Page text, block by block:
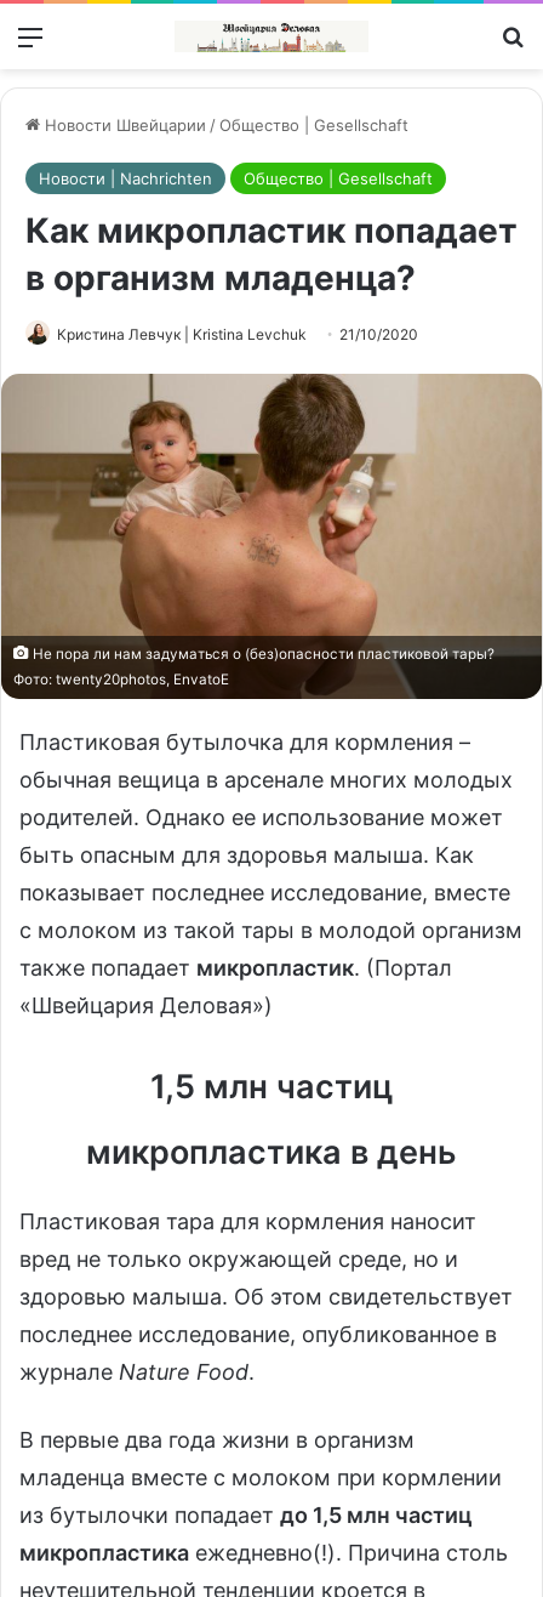
Меню
Новости Швейцарии /Общество | Gesellschaft
Новости | Nachrichten Общество | Gesellschaft
Как микропластик попадает
в организм младенца?
Кристина Левчук | Kristina Levchuk 21/10/2020
Не пора ли нам задуматься о (без)опасности пластиковой тары?
Фото: twenty20photos, EnvatoE
Пластиковая бутылочка для кормления –
обычная вещица в арсенале многих молодых
родителей. Однако ее использование может
быть опасным для здоровья малыша. Как
показывает последнее исследование, вместе
с молоком из такой тары в молодой организм
также попадает микропластик. (Портал
«Швейцария Деловая»)
1,5 млн частиц
микропластика в день
Пластиковая тара для кормления наносит
вред не только окружающей среде, но и
здоровью малыша. Об этом свидетельствует
последнее исследование, опубликованное в
журнале Nature Food.
В первые два года жизни в организм
младенца вместе с молоком при кормлении
из бутылочки попадает до 1,5 млн частиц
микропластика ежедневно(!). Причина столь
неутешительной тенденции кроется в